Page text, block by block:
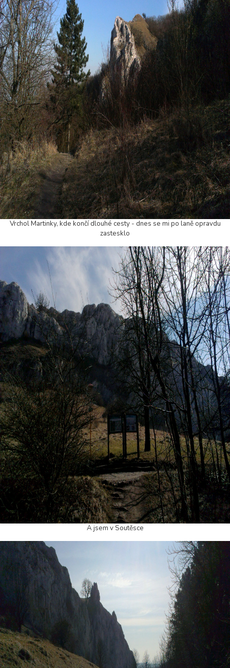
Vrchol Martinky, kde končí dlouhé cesty - dnes se mi po laně opravdu
zastesklo
A jsem v Soutěsce